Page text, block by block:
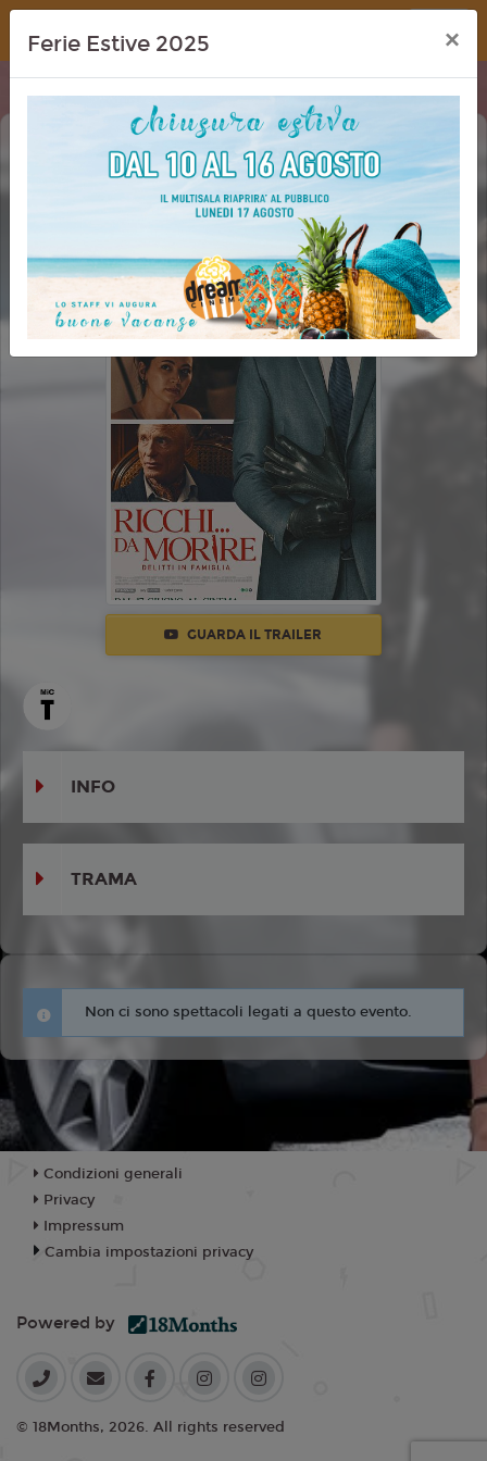
Dream Cinema
RICCHI DA MORIRE - DELITTI IN
FAMIGLIA (HOW TO MAKE A KILLING)
GUARDA IL TRAILER
INFO
TRAMA
Non ci sono spettacoli legati a questo evento.
Ferie Estive 2025 ×
Condizioni generali
Privacy
Impressum
Cambia impostazioni privacy
Powered by
© 18Months, 2026. All rights reserved